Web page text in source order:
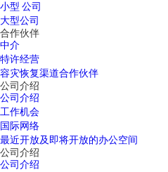
小型 公司
大型公司
合作伙伴
中介
特许经营
容灾恢复渠道合作伙伴
公司介绍
公司介绍
工作机会
国际网络
最近开放及即将开放的办公空间
公司介绍
公司介绍